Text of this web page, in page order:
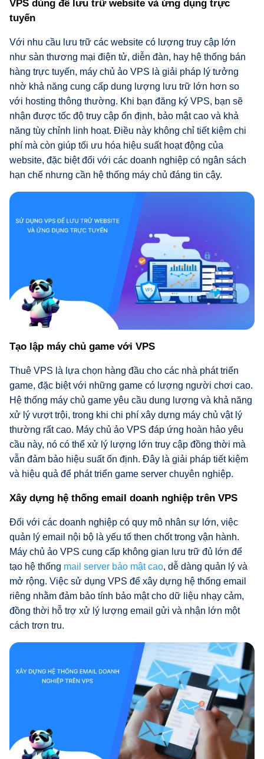
VPS dùng để lưu trữ website và ứng dụng trực
tuyến
Với nhu cầu lưu trữ các website có lượng truy cập lớn
như sàn thương mại điện tử, diễn đàn, hay hệ thống bán
hàng trực tuyến, máy chủ ảo VPS là giải pháp lý tưởng
nhờ khả năng cung cấp dung lượng lưu trữ lớn hơn so
với hosting thông thường. Khi bạn đăng ký VPS, bạn sẽ
nhận được tốc độ truy cập ổn định, bảo mật cao và khả
năng tùy chỉnh linh hoạt. Điều này không chỉ tiết kiệm chi
phí mà còn giúp tối ưu hóa hiệu suất hoạt động của
website, đặc biệt đối với các doanh nghiệp có ngân sách
hạn chế nhưng cần hệ thống máy chủ đáng tin cậy.
Tạo lập máy chủ game với VPS
Thuê VPS là lựa chọn hàng đầu cho các nhà phát triển
game, đặc biệt với những game có lượng người chơi cao.
Hệ thống máy chủ game yêu cầu dung lượng và khả năng
xử lý vượt trội, trong khi chi phí xây dựng máy chủ vật lý
thường rất cao. Máy chủ ảo VPS đáp ứng hoàn hảo yêu
cầu này, nó có thể xử lý lượng lớn truy cập đồng thời mà
vẫn đảm bảo hiệu suất ổn định. Đây là giải pháp tiết kiệm
và hiệu quả để phát triển game server chuyên nghiệp.
Xây dựng hệ thống email doanh nghiệp trên VPS
Đối với các doanh nghiệp có quy mô nhân sự lớn, việc
quản lý email nội bộ là yếu tố then chốt trong vận hành.
Máy chủ ảo VPS cung cấp không gian lưu trữ đủ lớn để
tạo hệ thống mail server bảo mật cao, dễ dàng quản lý và
mở rộng. Việc sử dụng VPS để xây dựng hệ thống email
riêng nhằm đảm bảo tính bảo mật cho dữ liệu nhạy cảm,
đồng thời hỗ trợ xử lý lượng email gửi và nhận lớn một
cách trơn tru.